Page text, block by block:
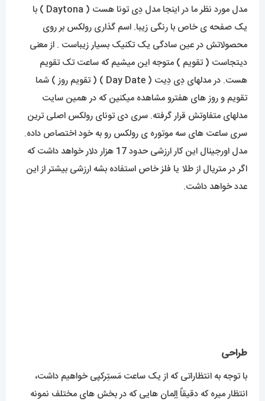
مدل مورد نظر ما در اینجا مدل دِی تونا هست ( Daytona ) با
یک صفحه ی خاص با رنگی زیبا. اسم گذاری رولکس بر روی
محصولاتش در عین سادگی یک تکنیک بسیار زیباست . از معنی
دیتجاست ( تقویم ) متوجه این میشیم که ساعت تک تقویم
هست. در مدلهای دِی دِیت ( Day Date ) ( تقویم روز ) شما
تقویم و روز های هفترو مشاهده میکنین که در همین سایت
مدلهای متفاوتش قرار گرفته. سری دی تونای رولکس اصلی ترین
سری ساعت های سه موتوره ی رولکس رو به خود اختصاص داده.
مدل اورجینال این کار ارزشی حدود 17 هزار دلار خواهد داشت که
اگر در متریال از طلا یا فلز خاص استفاده بشه ارزشی بیشتر از این
عدد خواهد داشت.
طراحی
با توجه به انتظاراتی که از یک ساعت مَستِرکپی خواهیم داشت،
انتظار میره که دقیقاً اِلِمان هایی که در بخش های مختلف نمونه